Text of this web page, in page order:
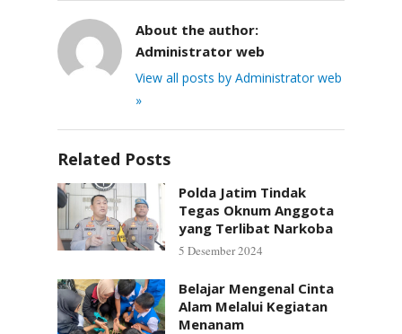
About the author:
Administrator web
View all posts by Administrator web
»
Related Posts
Polda Jatim Tindak
Tegas Oknum Anggota
yang Terlibat Narkoba
5 Desember 2024
Belajar Mengenal Cinta
Alam Melalui Kegiatan
Menanam